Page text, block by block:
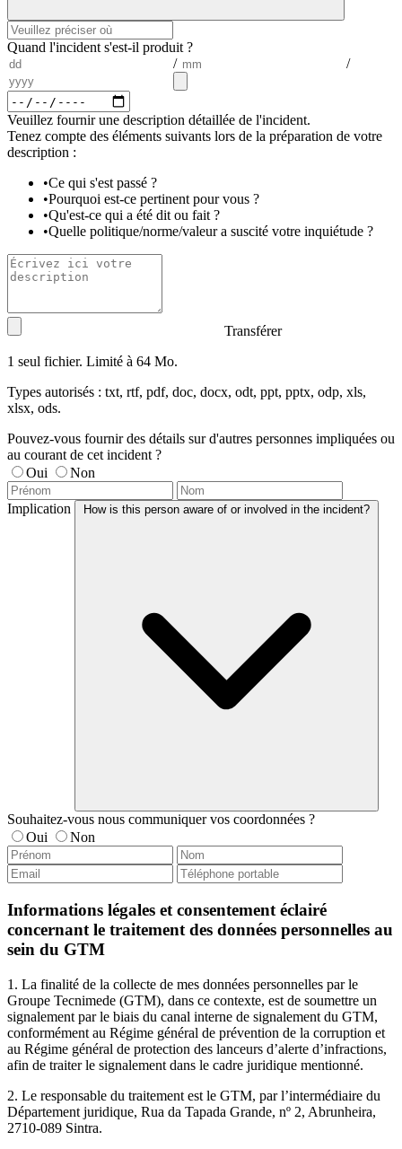
Quand l'incident s'est-il produit ?
/
/
Veuillez fournir une description détaillée de l'incident.
Tenez compte des éléments suivants lors de la préparation de votre
description :
•Ce qui s'est passé ?
•Pourquoi est-ce pertinent pour vous ?
•Qu'est-ce qui a été dit ou fait ?
•Quelle politique/norme/valeur a suscité votre inquiétude ?
Transférer
1 seul fichier. Limité à 64 Mo.
Types autorisés : txt, rtf, pdf, doc, docx, odt, ppt, pptx, odp, xls,
xlsx, ods.
Pouvez-vous fournir des détails sur d'autres personnes impliquées ou
au courant de cet incident ?
Oui
Non
Implication How is this person aware of or involved in the incident?
Souhaitez-vous nous communiquer vos coordonnées ?
Oui
Non
Informations légales et consentement éclairé
concernant le traitement des données personnelles au
sein du GTM
1. La finalité de la collecte de mes données personnelles par le
Groupe Tecnimede (GTM), dans ce contexte, est de soumettre un
signalement par le biais du canal interne de signalement du GTM,
conformément au Régime général de prévention de la corruption et
au Régime général de protection des lanceurs d’alerte d’infractions,
afin de traiter le signalement dans le cadre juridique mentionné.
2. Le responsable du traitement est le GTM, par l’intermédiaire du
Département juridique, Rua da Tapada Grande, nº 2, Abrunheira,
2710-089 Sintra.